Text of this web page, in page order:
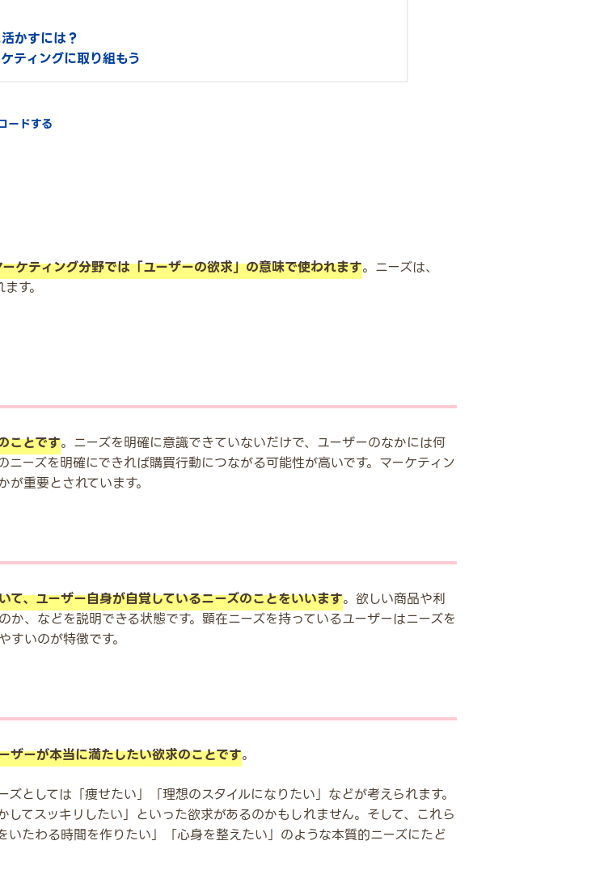
かすには？
ティングに取り組もう
ードする
ケティング分野では「ユーザーの欲求」の意味で使われます。ニーズは、
す。
ことです。ニーズを明確に意識できていないだけで、ユーザーのなかには何
ーズを明確にできれば購買行動につながる可能性が高いです。マーケティン
重要とされています。
、ユーザー自身が自覚しているニーズのことをいいます。欲しい商品や利
、などを説明できる状態です。顕在ニーズを持っているユーザーはニーズを
いのが特徴です。
ザーが本当に満たしたい欲求のことです。
としては「痩せたい」「理想のスタイルになりたい」などが考えられます。
てスッキリしたい」といった欲求があるのかもしれません。そして、これら
たわる時間を作りたい」「心身を整えたい」のような本質的ニーズにたど